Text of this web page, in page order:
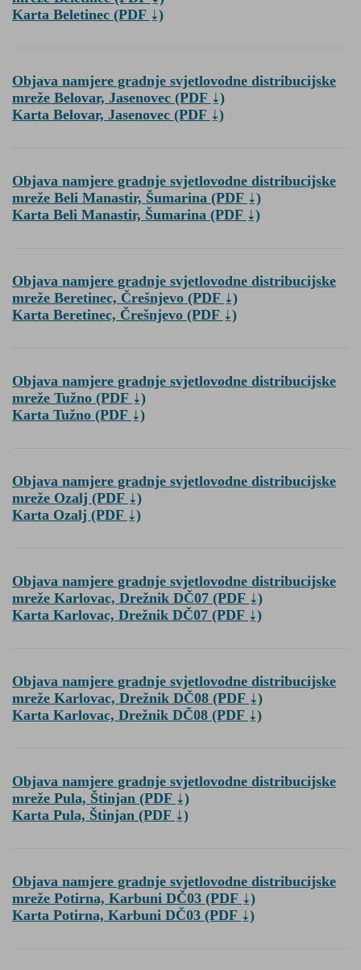
Karta Beletinec (PDF )
Objava namjere gradnje svjetlovodne distribucijske
mreže Belovar, Jasenovec (PDF
)
Karta Belovar, Jasenovec (PDF )
Objava namjere gradnje svjetlovodne distribucijske
mreže Beli Manastir, Šumarina (PDF
)
Karta Beli Manastir, Šumarina (PDF )
Objava namjere gradnje svjetlovodne distribucijske
mreže Beretinec, Črešnjevo (PDF
)
Karta Beretinec, Črešnjevo (PDF )
Objava namjere gradnje svjetlovodne distribucijske
mreže Tužno (PDF
)
Karta Tužno (PDF )
Objava namjere gradnje svjetlovodne distribucijske
mreže Ozalj (PDF
)
Karta Ozalj (PDF )
Objava namjere gradnje svjetlovodne distribucijske
mreže Karlovac, Drežnik DČ07 (PDF
)
Karta Karlovac, Drežnik DČ07 (PDF )
Objava namjere gradnje svjetlovodne distribucijske
mreže Karlovac, Drežnik DČ08 (PDF
)
Karta Karlovac, Drežnik DČ08 (PDF )
Objava namjere gradnje svjetlovodne distribucijske
mreže Pula, Štinjan (PDF
)
Karta Pula, Štinjan (PDF )
Objava namjere gradnje svjetlovodne distribucijske
mreže Potirna, Karbuni DČ03 (PDF
)
Karta Potirna, Karbuni DČ03 (PDF )